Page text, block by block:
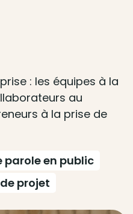
: les équipes à la
au
à la prise de
parole en public
projet